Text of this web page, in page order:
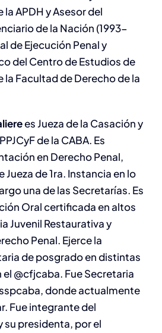
APDH y Asesor del
de la Nación (1993-
de Ejecución Penal y
del Centro de Estudios de
la Facultad de Derecho de la
es Jueza de la Casación y
de la CABA. Es
en Derecho Penal,
Jueza de 1ra. Instancia en lo
una de las Secretarías. Es
Oral certificada en altos
Juvenil Restaurativa y
Penal. Ejerce la
de posgrado en distintas
el @cfjcaba. Fue Secretaria
donde actualmente
Fue integrante del
su presidenta, por el